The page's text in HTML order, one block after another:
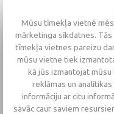
Mūsu tīmekļa vietnē
mārketinga sīkdatnes. Tās
tīmekļa vietnes pareizu
mūsu vietne tiek
kā jūs izmantojat
reklāmas un
informāciju ar citu
savāc caur saviem